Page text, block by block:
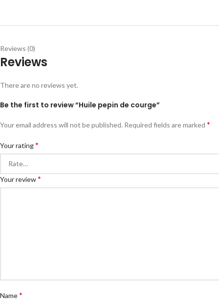
Reviews (0)
Reviews
There are no reviews yet.
Be the first to review “Huile pepin de courge”
Your email address will not be published. Required fields are marked *
Your rating*
Your review*
Name*